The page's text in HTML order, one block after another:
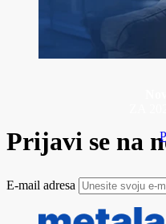
Prijavi se na
E-mail adresa